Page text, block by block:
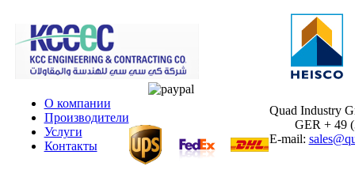
О компании
Производители
Услуги
Контакты
Quad Industry
GER + 49
E-mail: